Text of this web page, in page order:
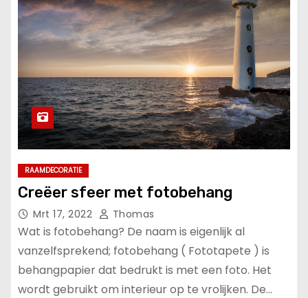
RAAMDECORATIE
Creëer sfeer met fotobehang
Mrt 17, 2022 Thomas
Wat is fotobehang? De naam is eigenlijk al
vanzelfsprekend; fotobehang ( Fototapete ) is
behangpapier dat bedrukt is met een foto. Het
wordt gebruikt om interieur op te vrolijken. De…